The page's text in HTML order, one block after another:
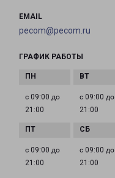
EMAIL
pecom@pecom.ru
ГРАФИК РАБОТЫ
с 09:00 до
21:00
с 09:00 до
21:00
с 09:00 до
21:00
с 09:00 до
21:00